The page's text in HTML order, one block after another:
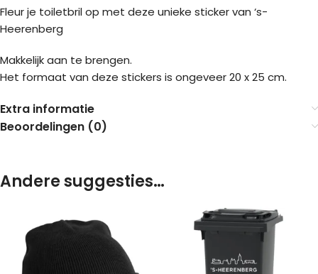
Fleur je toiletbril op met deze unieke sticker van ‘s-
Heerenberg
Makkelijk aan te brengen.
Het formaat van deze stickers is ongeveer 20 x 25 cm.
Extra informatie
Beoordelingen (0)
Andere suggesties…